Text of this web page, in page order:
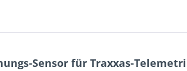
Sensor für Traxxas-